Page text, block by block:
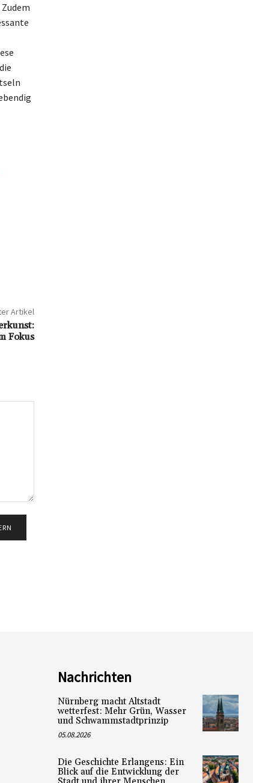
Artikel
Fokus
Nachrichten
Nürnberg macht Altstadt
wetterfest: Mehr Grün, Wasser
und Schwammstadtprinzip
05.08.2026
Die Geschichte Erlangens: Ein
Blick auf die Entwicklung der